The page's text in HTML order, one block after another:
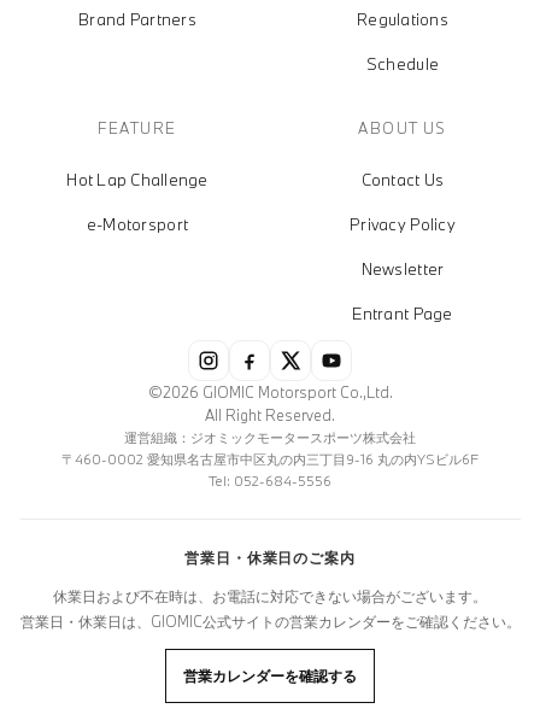
Brand Partners Regulations
Schedule
FEATURE
Hot Lap Challenge
e-Motorsport
ABOUT US
Contact Us
Privacy Policy
Newsletter
Entrant Page
©2026 GIOMIC Motorsport Co.,Ltd.
All Right Reserved.
運営組織：ジオミックモータースポーツ株式会社
〒460-0002 愛知県名古屋市中区丸の内三丁目9-16 丸の内YSビル6F
Tel: 052-684-5556
営業日・休業日のご案内
休業日および不在時は、お電話に対応できない場合がございます。
営業日・休業日は、GIOMIC公式サイトの営業カレンダーをご確認ください。
営業カレンダーを確認する